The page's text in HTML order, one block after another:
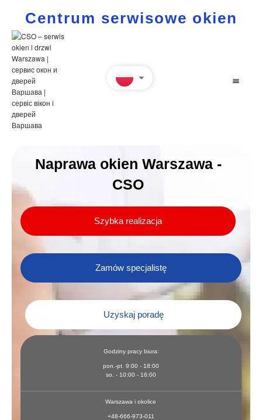
Centrum serwisowe okien
Naprawa okien Warszawa -
CSO
Szybka realizacja
Zamów specjalistę
Uzyskaj poradę
Godziny pracy biura:
pon.-pt. 9:00 - 18:00
so. - 10:00 - 16:00
Warszawa i okolice
+48-666-973-011